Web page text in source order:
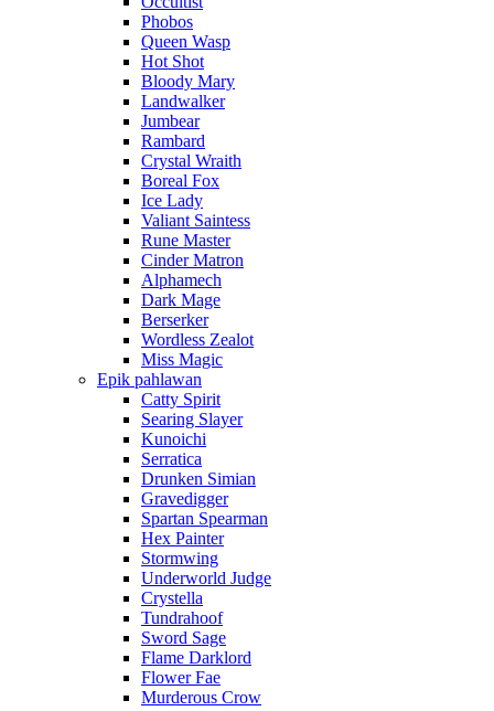
Phobos
Queen Wasp
Hot Shot
Bloody Mary
Landwalker
Jumbear
Rambard
Crystal Wraith
Boreal Fox
Ice Lady
Valiant Saintess
Rune Master
Cinder Matron
Alphamech
Dark Mage
Berserker
Wordless Zealot
Miss Magic
Epik pahlawan
Catty Spirit
Searing Slayer
Kunoichi
Serratica
Drunken Simian
Gravedigger
Spartan Spearman
Hex Painter
Stormwing
Underworld Judge
Crystella
Tundrahoof
Sword Sage
Flame Darklord
Flower Fae
Murderous Crow